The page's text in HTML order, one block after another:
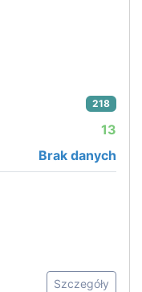
218
13
Brak danych
Szczegóły